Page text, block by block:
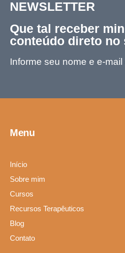
NEWSLETTER
Que tal receber
conteúdo direto no
Informe seu nome e e-
Menu
Início
Sobre mim
Cursos
Recursos Terapêuticos
Blog
Contato